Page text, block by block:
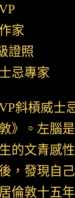
家
證照
忌專家
斜槓威士
》。左腦
的文青感
，發現自
倫敦十五